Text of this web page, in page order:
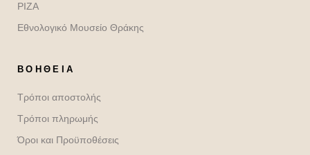
ΡΙΖΑ
Εθνολογικό Μουσείο Θράκης
ΒΟΉΘΕΙΑ
Τρόποι αποστολής
Τρόποι πληρωμής
Όροι και Προϋποθέσεις